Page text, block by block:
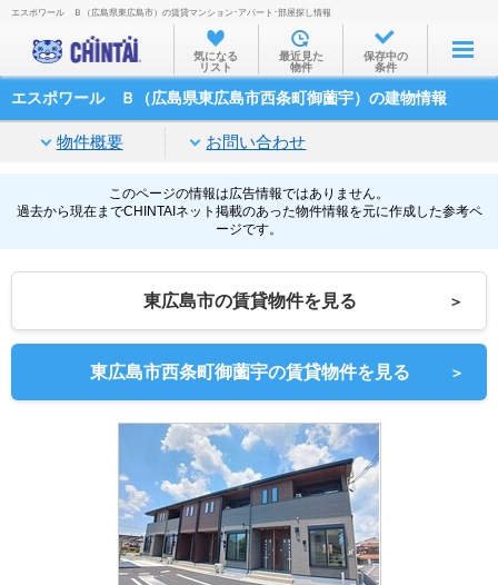
お部屋を探す
沿線・駅から
家賃相場から
通勤通学時間から
物件特集から
不動産会社から
TOP
エスポワール Ｂ（広島県東広島市）の賃貸マンション･アパート･部屋探し情報
気になる
リスト
最近見た
物件
保存中の
条件
エスポワール Ｂ（広島県東広島市西条町御薗宇）の建物情報
物件概要 お問い合わせ
このページの情報は広告情報ではありません。
過去から現在までCHINTAIネット掲載のあった物件情報を元に作成した参考ペ
ージです。
東広島市の賃貸物件を見る ＞
東広島市西条町御薗宇の賃貸物件を見る ＞